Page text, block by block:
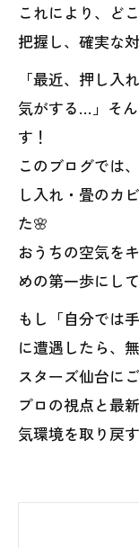
これにより、ど
把握し、確実な
「最近、押し入
気がする…」そ
す！
このブログでは
し入れ・畳のカ
た🌸
おうちの空気を
めの第一歩にし
もし「自分では
に遭遇したら、
スターズ仙台に
プロの視点と最
気環境を取り戻